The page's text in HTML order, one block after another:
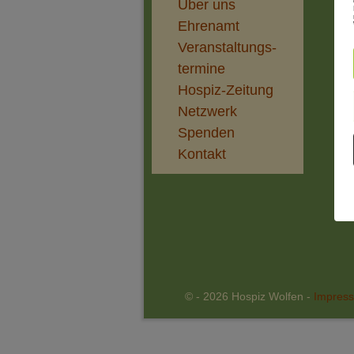
Über uns
Ehrenamt
Veranstaltungs-
termine
Hospiz-Zeitung
Netzwerk
Spenden
Kontakt
© - 2026 Hospiz Wolfen -